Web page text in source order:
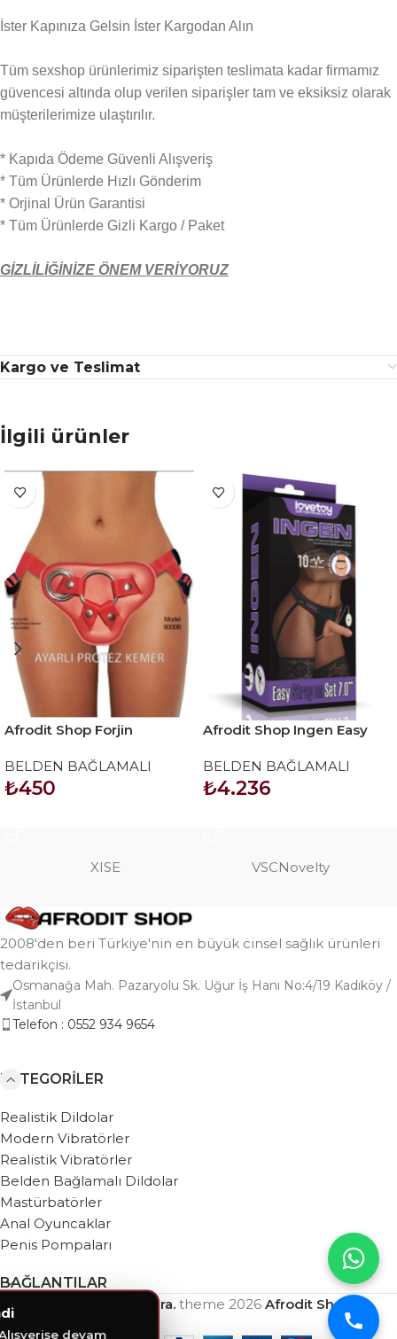
İster Kapınıza Gelsin İster Kargodan Alın
Tüm sexshop ürünlerimiz siparişten teslimata kadar firmamız
güvencesi altında olup verilen siparişler tam ve eksiksiz olarak
müşterilerimize ulaştırılır.
* Kapıda Ödeme Güvenli Alışveriş
* Tüm Ürünlerde Hızlı Gönderim
* Orjinal Ürün Garantisi
* Tüm Ürünlerde Gizli Kargo / Paket
GİZLİLİĞİNİZE ÖNEM VERİYORUZ
Kargo ve Teslimat
İlgili ürünler
Afrodit Shop Forjin
Belden Bağlama Kemeri
Kırmızı
BELDEN BAĞLAMALI
₺450
Afrodit Shop Ingen Easy
BELDEN BAĞLAMALI
₺4.236
XISE VSCNovelty
2008'den beri Türkiye'nin en büyük cinsel sağlık ürünleri
tedarikçisi.
Osmanağa Mah. Pazaryolu Sk. Uğur İş Hanı No:4/19 Kadıköy /
İstanbul
Telefon : 0552 934 9654
KATEGORILER
Realistik Dildolar
Modern Vibratörler
Realistik Vibratörler
Belden Bağlamalı Dildolar
Mastürbatörler
Anal Oyuncaklar
Penis Pompaları
BAĞLANTILAR
WebZera. theme 2026 Afrodit Shop
devam